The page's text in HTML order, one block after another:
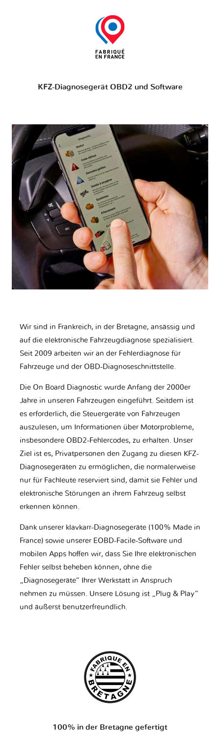
KFZ-Diagnosegerät OBD2 und Software
Wir sind in Frankreich, in der Bretagne, ansässig und
auf die elektronische Fahrzeugdiagnose spezialisiert.
Seit 2009 arbeiten wir an der Fehlerdiagnose für
Fahrzeuge und der OBD-Diagnoseschnittstelle.
Die On Board Diagnostic wurde Anfang der 2000er
Jahre in unseren Fahrzeugen eingeführt. Seitdem ist
es erforderlich, die Steuergeräte von Fahrzeugen
auszulesen, um Informationen über Motorprobleme,
insbesondere OBD2-Fehlercodes, zu erhalten. Unser
Ziel ist es, Privatpersonen den Zugang zu diesen KFZ-
Diagnosegeräten zu ermöglichen, die normalerweise
nur für Fachleute reserviert sind, damit sie Fehler und
elektronische Störungen an ihrem Fahrzeug selbst
erkennen können.
Dank unserer klavkarr-Diagnosegeräte (100% Made in
France) sowie unserer EOBD-Facile-Software und
mobilen Apps hoffen wir, dass Sie Ihre elektronischen
Fehler selbst beheben können, ohne die
„Diagnosegeräte“ Ihrer Werkstatt in Anspruch
nehmen zu müssen. Unsere Lösung ist „Plug & Play“
und äußerst benutzerfreundlich.
100% in der Bretagne gefertigt